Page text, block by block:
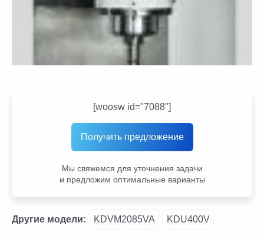
[woosw id="7088"]
Получить предложение
Мы свяжемся для уточнения задачи
и предложим оптимальные варианты
Другие модели: KDVM2085VA KDU400V